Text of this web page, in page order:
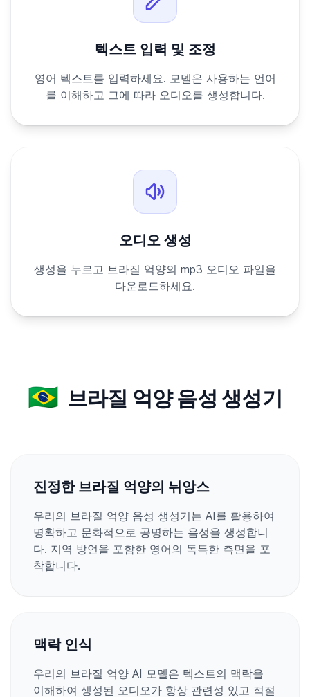
텍스트 입력 및 조정
영어 텍스트를 입력하세요. 모델은 사용하는 언어
를 이해하고 그에 따라 오디오를 생성합니다.
오디오 생성
생성을 누르고 브라질 억양의 mp3 오디오 파일을
다운로드하세요.
🇧🇷 브라질 억양 음성 생성기
진정한 브라질 억양의 뉘앙스
우리의 브라질 억양 음성 생성기는 AI를 활용하여
명확하고 문화적으로 공명하는 음성을 생성합니
다. 지역 방언을 포함한 영어의 독특한 측면을 포
착합니다.
맥락 인식
우리의 브라질 억양 AI 모델은 텍스트의 맥락을
이해하여 생성된 오디오가 항상 관련성 있고 적절